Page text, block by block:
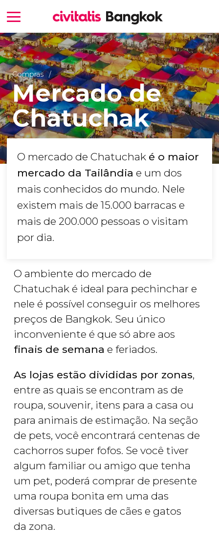
Compras
Mercado de
Chatuchak
O mercado de Chatuchak é o maior
mercado da Tailândia e um dos
mais conhecidos do mundo. Nele
existem mais de 15.000 barracas e
mais de 200.000 pessoas o visitam
por dia.
O ambiente do mercado de
Chatuchak é ideal para pechinchar e
nele é possível conseguir os melhores
preços de Bangkok. Seu único
inconveniente é que só abre aos
finais de semana e feriados.
As lojas estão divididas por zonas,
entre as quais se encontram as de
roupa, souvenir, itens para a casa ou
para animais de estimação. Na seção
de pets, você encontrará centenas de
cachorros super fofos. Se você tiver
algum familiar ou amigo que tenha
um pet, poderá comprar de presente
uma roupa bonita em uma das
diversas butiques de cães e gatos
da zona.